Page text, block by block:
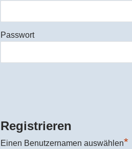
Passwort
Registrieren
Einen Benutzernamen auswählen*